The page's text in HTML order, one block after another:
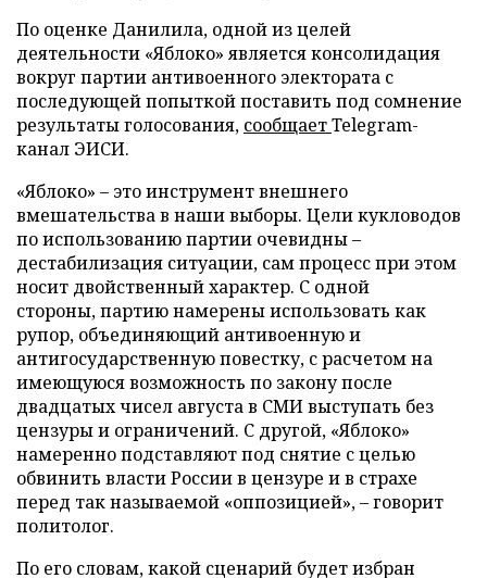
По оценке Данилила, одной из целей
деятельности «Яблоко» является консолидация
вокруг партии антивоенного электората с
последующей попыткой поставить под сомнение
результаты голосования, сообщаетTelegram-
канал ЭИСИ.
«Яблоко» – это инструмент внешнего
вмешательства в наши выборы. Цели кукловодов
по использованию партии очевидны –
дестабилизация ситуации, сам процесс при этом
носит двойственный характер. С одной
стороны, партию намерены использовать как
рупор, объединяющий антивоенную и
антигосударственную повестку, с расчетом на
имеющуюся возможность по закону после
двадцатых чисел августа в СМИ выступать без
цензуры и ограничений. С другой, «Яблоко»
намеренно подставляют под снятие с целью
обвинить власти России в цензуре и в страхе
перед так называемой «оппозицией», – говорит
политолог.
По его словам, какой сценарий будет избран